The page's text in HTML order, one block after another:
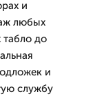
и
любых
до
и
службу